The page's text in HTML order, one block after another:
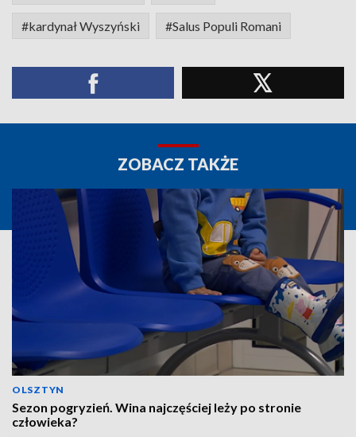
#kardynał Wyszyński #Salus Populi Romani
ZOBACZ TAKŻE
OLSZTYN
Sezon pogryzień. Wina najczęściej leży po stronie
człowieka?